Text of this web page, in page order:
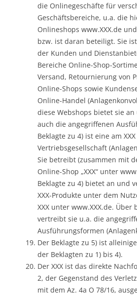
die Onlinegeschäfte für
Geschäftsbereiche, u.a. die
Onlineshops www.XXX.de
bzw. ist daran beteiligt. Sie
der Kunden und
Bereiche Online-Shop-
Versand, Retournierung von
Online-Shops sowie
Online-Handel
diese Webshops bietet sie
auch die angegriffenen
Beklagte zu 4) ist eine am
Vertriebsgesellschaft
Sie betreibt (zusammen mit
Online-Shop „XXX“ unter
Beklagte zu 4) bietet an und
XXX-Produkte unter dem
XXX unter www.XXX.de. Über
vertreibt sie u.a. die
Ausführungsformen
Der Beklagte zu 5) ist
der Beklagten zu 1) bis 4).
Der XXX ist das direkte
2, der Gegenstand des
mit dem Az. 4a O 78/16,